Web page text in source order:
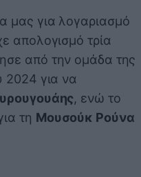
μας για λογαριασμό
απολογισμό τρία
από την ομάδα της
2024 για να
, ενώ το
τη Μουσούκ Ρούνα